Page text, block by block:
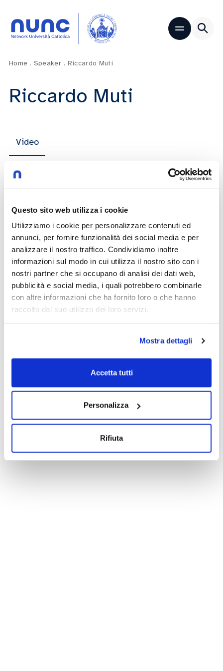
Questo sito web utilizza i cookie
Utilizziamo i cookie per personalizzare contenuti ed
annunci, per fornire funzionalità dei social media e per
analizzare il nostro traffico. Condividiamo inoltre
informazioni sul modo in cui utilizza il nostro sito con i
nostri partner che si occupano di analisi dei dati web,
pubblicità e social media, i quali potrebbero combinarle
con altre informazioni che ha fornito loro o che hanno
raccolto dal suo utilizzo dei loro servizi.
Mostra dettagli
Accetta tutti
Personalizza
Rifiuta
Home . Speaker . Riccardo Muti
Riccardo Muti
Video
2025-2026 | L’intervista al Maestro
Riccardo Muti
Riccardo Muti
28/11/2025
Inaugurazione dell’Anno Accademico
2025/2026 | Il racconto della giornata
Anna Maria Bernini+ Altri speaker